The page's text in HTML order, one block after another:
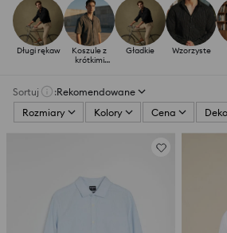
Długi rękaw
Koszule z
krótkimi
Gładkie Wzorzyste
Sortuj :Rekomendowane
Rozmiary
Kolory Cena